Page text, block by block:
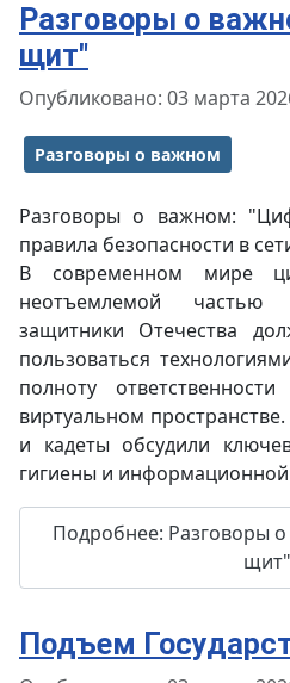
Разговоры о
щит"
Информация о материале
Опубликовано: 03 марта
Разговоры о важном
Разговоры о важном:
правила безопасности в
В современном мире
неотъемлемой
защитники Отечества
пользоваться
полноту
виртуальном
и кадеты обсудили
гигиены и информационной
Подробнее: Разговоры
щит"
Подъем